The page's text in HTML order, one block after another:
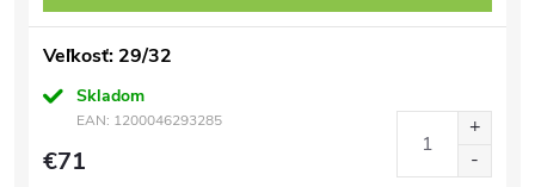
Veľkosť: 29/32
Skladom
EAN: 1200046293285
€71